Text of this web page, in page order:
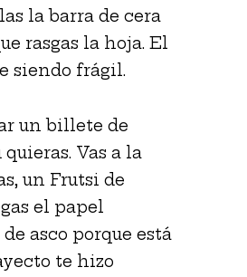
la barra de cera
rasgas la hoja. El
siendo frágil.
un billete de
Vas a la
un Frutsi de
el papel
asco porque está
te hizo